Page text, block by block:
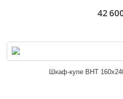
42
Шкаф-купе ВНТ